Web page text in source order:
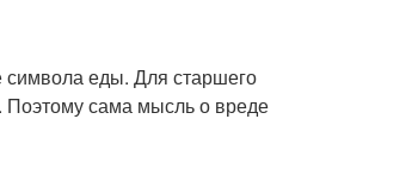
символа еды. Для старшего
Поэтому сама мысль о вреде